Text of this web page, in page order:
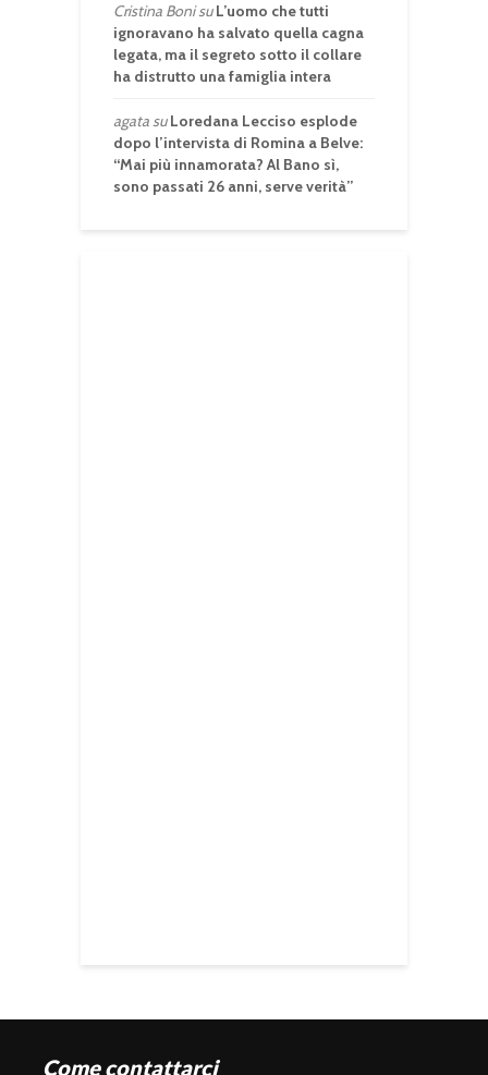
Cristina BonisuL’uomo che tutti
ignoravano ha salvato quella cagna
legata, ma il segreto sotto il collare
ha distrutto una famiglia intera
agatasuLoredana Lecciso esplode
dopo l’intervista di Romina a Belve:
“Mai più innamorata? Al Bano sì,
sono passati 26 anni, serve verità”
Come contattarci